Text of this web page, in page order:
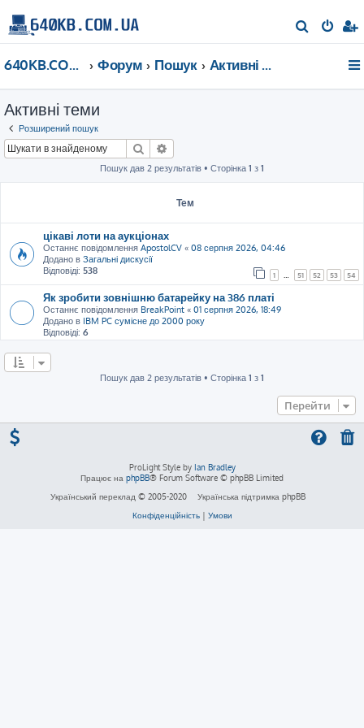
о
640KB.COM.UA Форум Пошук Активні теми
Активні теми
Розширений пошук
Пошук
Пошук дав 2 результатів • Сторінка 1 з 1
Тем
цікаві лоти на аукціонах
Останнє повідомлення ApostolCV « 08 серпня 2026, 04:46
Додано в Загальні дискусії
Відповіді: 538 1 51 52 53 54
Як зробити зовнішню батарейку на 386 платі
Останнє повідомлення BreakPoint « 01 серпня 2026, 18:49
Додано в IBM PC сумісне до 2000 року
Відповіді: 6
Пошук дав 2 результатів • Сторінка 1 з 1
Перейти
ProLight Style by Ian Bradley
Працює на phpBB® Forum Software © phpBB Limited
Український переклад © 2005-2020
Українська підтримка phpBB
Конфіденційність| Умови